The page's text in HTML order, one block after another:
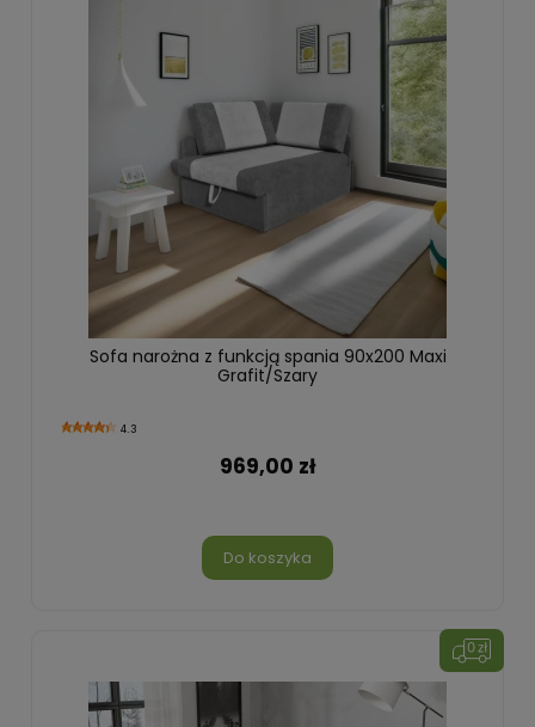
Sofa narożna z funkcją spania 90x200 Maxi
Grafit/Szary
4.3
969,00 zł
Do koszyka